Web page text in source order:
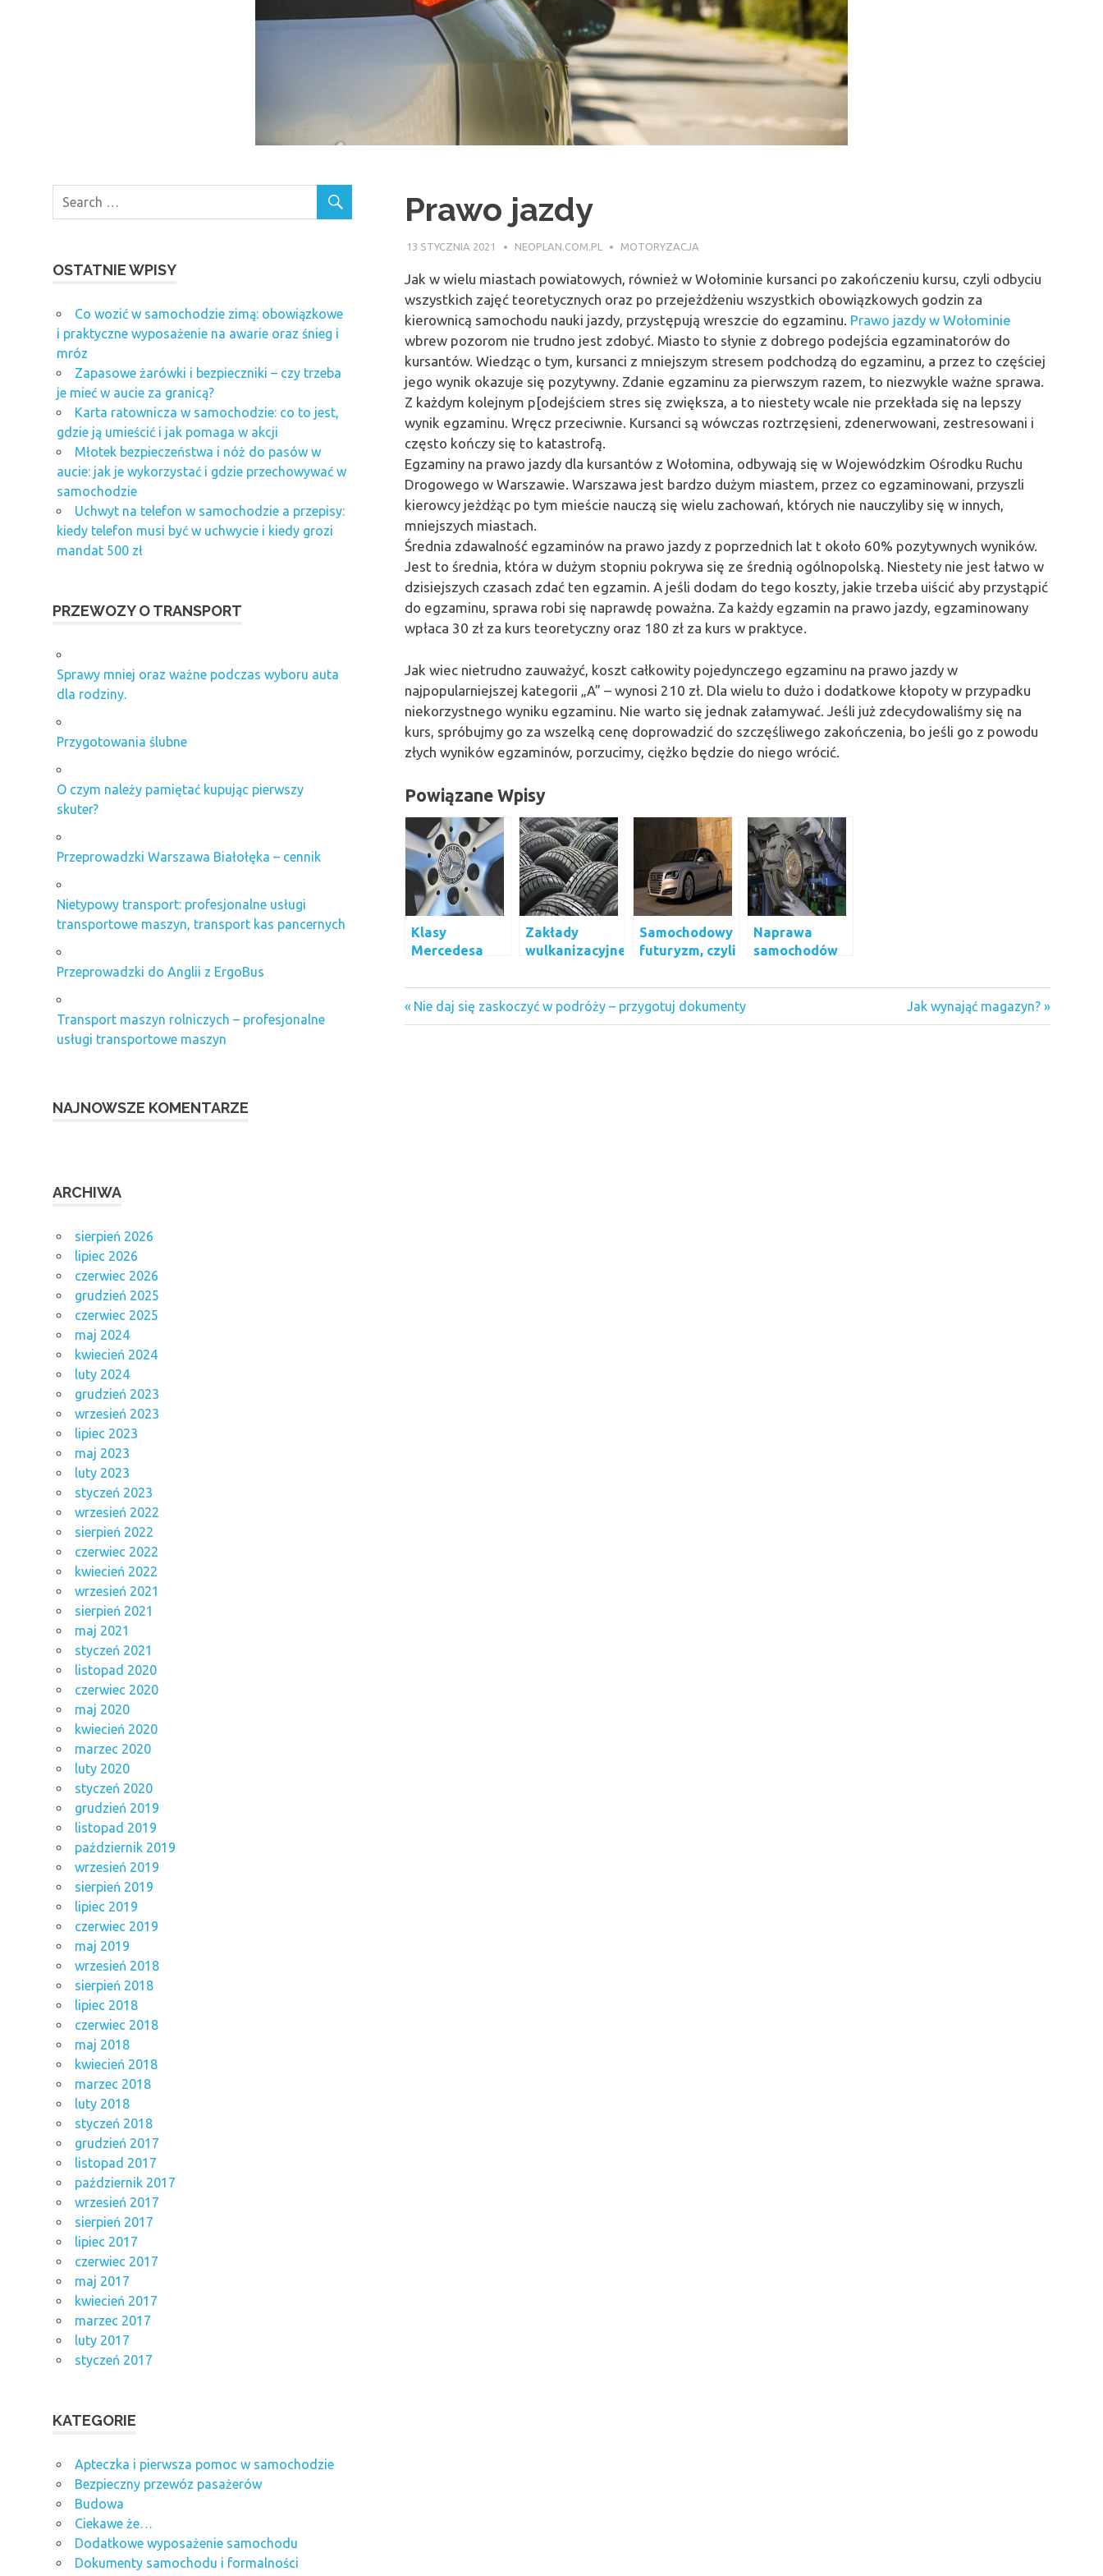
Prawo jazdy
13 STYCZNIA 2021 NEOPLAN.COM.PL MOTORYZACJA
Jak w wielu miastach powiatowych, również w Wołominie kursanci po zakończeniu kursu, czyli odbyciu
wszystkich zajęć teoretycznych oraz po przejeżdżeniu wszystkich obowiązkowych godzin za
kierownicą samochodu nauki jazdy, przystępują wreszcie do egzaminu. Prawo jazdy w Wołominie
wbrew pozorom nie trudno jest zdobyć. Miasto to słynie z dobrego podejścia egzaminatorów do
kursantów. Wiedząc o tym, kursanci z mniejszym stresem podchodzą do egzaminu, a przez to częściej
jego wynik okazuje się pozytywny. Zdanie egzaminu za pierwszym razem, to niezwykle ważne sprawa.
Z każdym kolejnym p[odejściem stres się zwiększa, a to niestety wcale nie przekłada się na lepszy
wynik egzaminu. Wręcz przeciwnie. Kursanci są wówczas roztrzęsieni, zdenerwowani, zestresowani i
często kończy się to katastrofą.
Egzaminy na prawo jazdy dla kursantów z Wołomina, odbywają się w Wojewódzkim Ośrodku Ruchu
Drogowego w Warszawie. Warszawa jest bardzo dużym miastem, przez co egzaminowani, przyszli
kierowcy jeżdżąc po tym mieście nauczą się wielu zachowań, których nie nauczyliby się w innych,
mniejszych miastach.
Średnia zdawalność egzaminów na prawo jazdy z poprzednich lat t około 60% pozytywnych wyników.
Jest to średnia, która w dużym stopniu pokrywa się ze średnią ogólnopolską. Niestety nie jest łatwo w
dzisiejszych czasach zdać ten egzamin. A jeśli dodam do tego koszty, jakie trzeba uiścić aby przystąpić
do egzaminu, sprawa robi się naprawdę poważna. Za każdy egzamin na prawo jazdy, egzaminowany
wpłaca 30 zł za kurs teoretyczny oraz 180 zł za kurs w praktyce.
Jak wiec nietrudno zauważyć, koszt całkowity pojedynczego egzaminu na prawo jazdy w
najpopularniejszej kategorii „A” – wynosi 210 zł. Dla wielu to dużo i dodatkowe kłopoty w przypadku
niekorzystnego wyniku egzaminu. Nie warto się jednak załamywać. Jeśli już zdecydowaliśmy się na
kurs, spróbujmy go za wszelką cenę doprowadzić do szczęśliwego zakończenia, bo jeśli go z powodu
złych wyników egzaminów, porzucimy, ciężko będzie do niego wrócić.
Powiązane Wpisy
Klasy
Mercedesa
Zakłady
wulkanizacyjne
Samochodowy
futuryzm, czyli
samochodowej
przyszłości.
Naprawa
samochodów
egzaminy
kurs
Nawigacja
Previous
Post:
Nie daj się zaskoczyć w podróży – przygotuj dokumenty
Next
Post:
Jak wynająć magazyn?
OSTATNIE WPISY
Co wozić w samochodzie zimą: obowiązkowe
i praktyczne wyposażenie na awarie oraz śnieg i
mróz
Zapasowe żarówki i bezpieczniki – czy trzeba
je mieć w aucie za granicą?
Karta ratownicza w samochodzie: co to jest,
gdzie ją umieścić i jak pomaga w akcji
Młotek bezpieczeństwa i nóż do pasów w
aucie: jak je wykorzystać i gdzie przechowywać w
samochodzie
Uchwyt na telefon w samochodzie a przepisy:
kiedy telefon musi być w uchwycie i kiedy grozi
mandat 500 zł
PRZEWOZY O TRANSPORT
Sprawy mniej oraz ważne podczas wyboru auta
dla rodziny.
Przygotowania ślubne
O czym należy pamiętać kupując pierwszy
skuter?
Przeprowadzki Warszawa Białołęka – cennik
Nietypowy transport: profesjonalne usługi
transportowe maszyn, transport kas pancernych
Przeprowadzki do Anglii z ErgoBus
Transport maszyn rolniczych – profesjonalne
usługi transportowe maszyn
NAJNOWSZE KOMENTARZE
ARCHIWA
sierpień 2026
lipiec 2026
czerwiec 2026
grudzień 2025
czerwiec 2025
maj 2024
kwiecień 2024
luty 2024
grudzień 2023
wrzesień 2023
lipiec 2023
maj 2023
luty 2023
styczeń 2023
wrzesień 2022
sierpień 2022
czerwiec 2022
kwiecień 2022
wrzesień 2021
sierpień 2021
maj 2021
styczeń 2021
listopad 2020
czerwiec 2020
maj 2020
kwiecień 2020
marzec 2020
luty 2020
styczeń 2020
grudzień 2019
listopad 2019
październik 2019
wrzesień 2019
sierpień 2019
lipiec 2019
czerwiec 2019
maj 2019
wrzesień 2018
sierpień 2018
lipiec 2018
czerwiec 2018
maj 2018
kwiecień 2018
marzec 2018
luty 2018
styczeń 2018
grudzień 2017
listopad 2017
październik 2017
wrzesień 2017
sierpień 2017
lipiec 2017
czerwiec 2017
maj 2017
kwiecień 2017
marzec 2017
luty 2017
styczeń 2017
KATEGORIE
Apteczka i pierwsza pomoc w samochodzie
Bezpieczny przewóz pasażerów
Budowa
Ciekawe że…
Dodatkowe wyposażenie samochodu
Dokumenty samochodu i formalności